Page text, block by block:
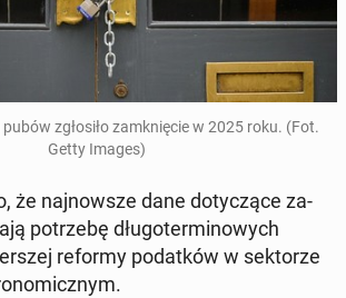
zgło­si­ło za­mknię­cie w 2025 roku. (Fot.
Getty Images)
że naj­now­sze dane do­ty­czą­ce za­
po­trze­bę dłu­go­ter­mi­no­wych
reformy po­dat­ków w sek­to­rze